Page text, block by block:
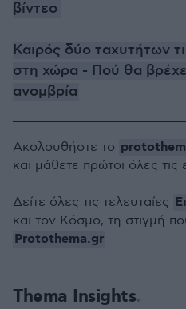
βίντεο
Καιρός δύο ταχυτήτων
στη χώρα - Πού θα
ανομβρία
Thema Insights
Ακολουθήστε το
και μάθετε πρώτοι όλες τις
Δείτε όλες τις τελευταίες
και τον Κόσμο, τη στιγμή
Protothema.gr